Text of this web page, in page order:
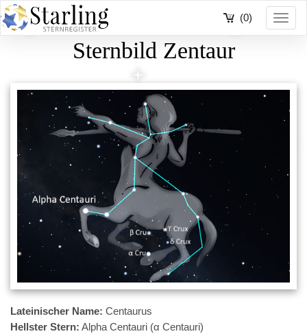
(0)
Sternbild Zentaur
Lateinischer Name: Centaurus
Hellster Stern: Alpha Centauri (α Centauri)